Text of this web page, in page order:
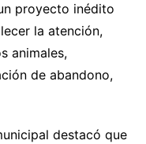
proyecto inédito
la atención,
animales,
de abandono,
destacó que